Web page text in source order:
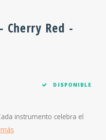
Cherry Red -
DISPONIBLE
instrumento celebra el